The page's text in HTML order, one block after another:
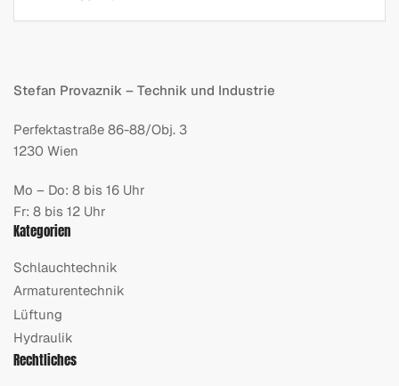
Stefan Provaznik – Technik und Industrie
Perfektastraße 86-88/Obj. 3
1230 Wien
Mo – Do: 8 bis 16 Uhr
Fr: 8 bis 12 Uhr
Kategorien
Schlauchtechnik
Armaturentechnik
Lüftung
Hydraulik
Rechtliches